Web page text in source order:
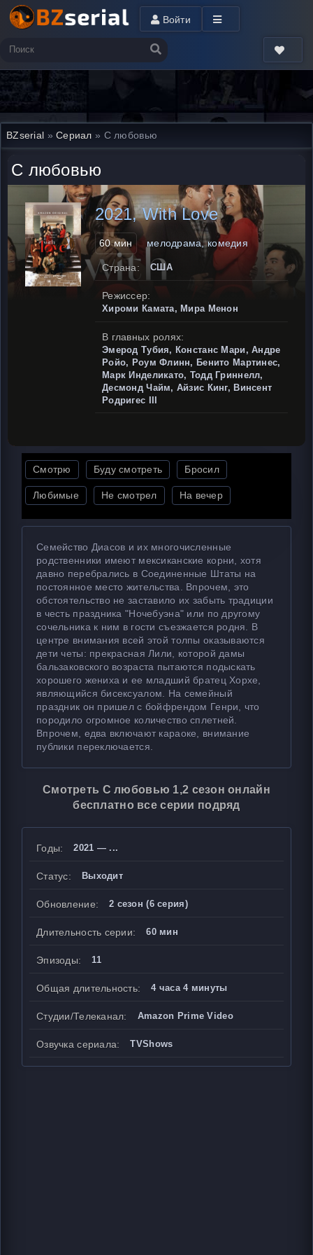
Войти
BZserial »Сериал » С любовью
С любовью
2021, With Love
60 мин мелодрама, комедия
Страна: США
Режиссер:
Хироми Камата, Мира Менон
В главных ролях:
Эмерод Тубия, Констанс Мари, Андре
Ройо, Роум Флинн, Бенито Мартинес,
Марк Инделикато, Тодд Гриннелл,
Десмонд Чайм, Айзис Кинг, Винсент
Родригес III
Смотрю Буду смотреть Бросил
Любимые Не смотрел На вечер
Семейство Диасов и их многочисленные
родственники имеют мексиканские корни, хотя
давно перебрались в Соединенные Штаты на
постоянное место жительства. Впрочем, это
обстоятельство не заставило их забыть традиции
в честь праздника "Ночебуэна" или по другому
сочельника к ним в гости съезжается родня. В
центре внимания всей этой толпы оказываются
дети четы: прекрасная Лили, которой дамы
бальзаковского возраста пытаются подыскать
хорошего жениха и ее младший братец Хорхе,
являющийся бисексуалом. На семейный
праздник он пришел с бойфрендом Генри, что
породило огромное количество сплетней.
Впрочем, едва включают караоке, внимание
публики переключается.
Смотреть С любовью 1,2 сезон онлайн
бесплатно все серии подряд
Годы: 2021 — ...
Статус: Выходит
Обновление: 2 сезон (6 серия)
Длительность серии: 60 мин
Эпизоды: 11
Общая длительность: 4 часа 4 минуты
Студии/Телеканал: Amazon Prime Video
Озвучка сериала: TVShows